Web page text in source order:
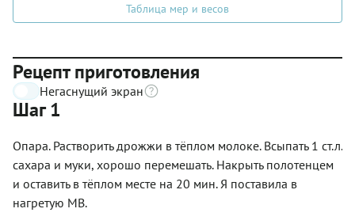
Таблица мер и весов
Рецепт приготовления
Негаснущий экран
Шаг 1
Опара. Растворить дрожжи в тёплом молоке. Всыпать 1 ст.л.
сахара и муки, хорошо перемешать. Накрыть полотенцем
и оставить в тёплом месте на 20 мин. Я поставила в
нагретую МВ.